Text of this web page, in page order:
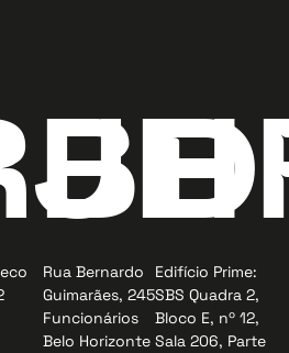
BH
Rua Bernardo
Guimarães, 245
Funcionários
Belo Horizonte
Edifício Prime:
SBS Quadra 2,
Bloco E, nº 12,
Sala 206, Parte